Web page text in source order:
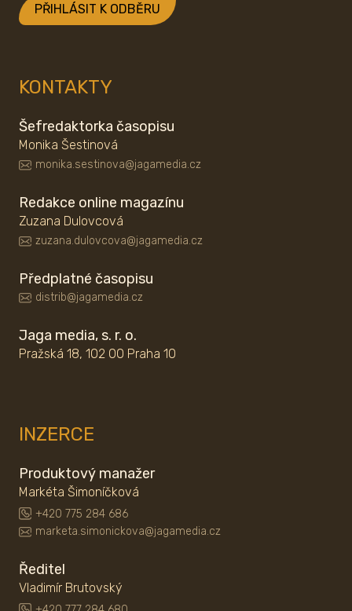
PŘIHLÁSIT K ODBĚRU
KONTAKTY
Šefredaktorka časopisu
Monika Šestinová
monika.sestinova@jagamedia.cz
Redakce online magazínu
Zuzana Dulovcová
zuzana.dulovcova@jagamedia.cz
Předplatné časopisu
distrib@jagamedia.cz
Jaga media, s. r. o.
Pražská 18, 102 00 Praha 10
INZERCE
Produktový manažer
Markéta Šimoníčková
+420 775 284 686
marketa.simonickova@jagamedia.cz
Ředitel
Vladimír Brutovský